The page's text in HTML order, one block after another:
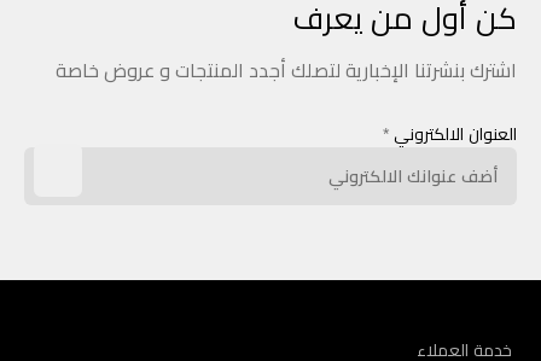
كن أول من يعرف
اشترك بنشرتنا الإخبارية لتصلك أجدد المنتجات و عروض خاصة
العنوان الالكتروني *
خدمة العملاء